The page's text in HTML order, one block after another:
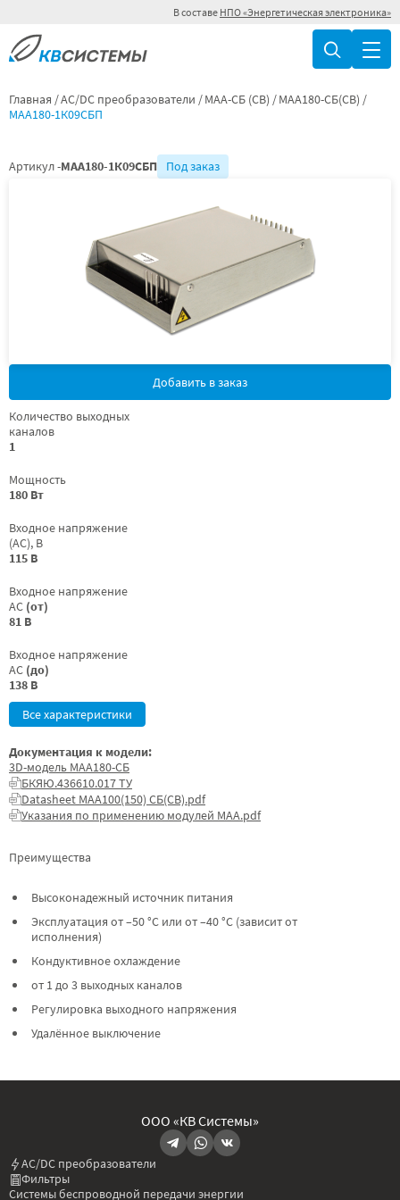
В составе НПО «Энергетическая электроника»
Главная AC/DC преобразователи МАА-СБ (СВ)
МАА180-СБ(СВ)
МАА180-1К09СБП
Артикул -МАА180-1К09СБП Под заказ
Добавить в заказ
Количество выходных
каналов
1
Мощность
180 Вт
Входное напряжение
(AC), В
115 В
Входное напряжение
AC (от)
81 В
Входное напряжение
AC (до)
138 В
Все характеристики
Преимущества
Высоконадежный источник питания
Эксплуатация от –50 °C или от –40 °C (зависит от
исполнения)
Кондуктивное охлаждение
от 1 до 3 выходных каналов
Регулировка выходного напряжения
Удалённое выключение
Документация к модели:
3D-модель МАА180-СБ
БКЯЮ.436610.017 ТУ
Datasheet МАА100(150) СБ(СВ).pdf
Указания по применению модулей МАА.pdf
ООО «КВ Системы»
AC/DC преобразователи
Фильтры
Системы беспроводной передачи энергии